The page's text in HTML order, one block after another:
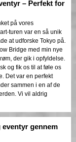
– Perfekt for
på vores
turen var en så unik
at udforske Tokyo på.
Bridge med min nye
der gik i opfyldelse.
og fik os til at føle os
Det var en perfekt
sammen i en af de
Vi vil aldrig
gennem